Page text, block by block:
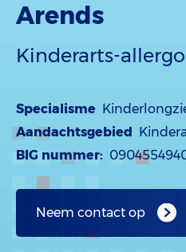
Arends
Kinderarts-
Specialisme
Aandachtsgebied
BIG nummer:
Neem contact op